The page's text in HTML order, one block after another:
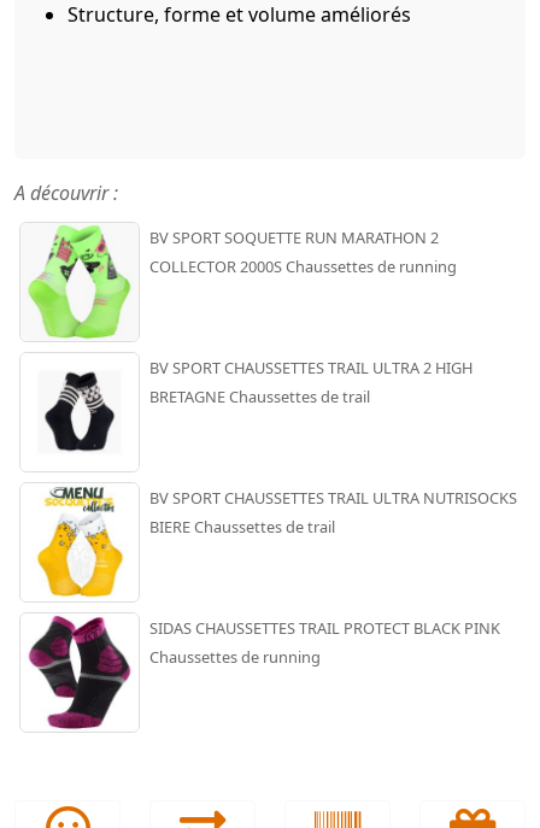
Structure, forme et volume améliorés
A découvrir :
BV SPORT SOQUETTE RUN MARATHON 2
COLLECTOR 2000S Chaussettes de running
BV SPORT CHAUSSETTES TRAIL ULTRA 2 HIGH
BRETAGNE Chaussettes de trail
BV SPORT CHAUSSETTES TRAIL ULTRA NUTRISOCKS
BIERE Chaussettes de trail
SIDAS CHAUSSETTES TRAIL PROTECT BLACK PINK
Chaussettes de running